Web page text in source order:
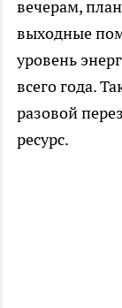
вечерам,
выходные
уровень
всего года.
разовой
ресурс.